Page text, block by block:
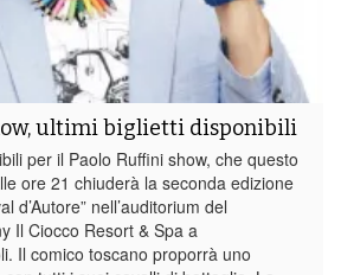
ultimi biglietti disponibili
per il Paolo Ruffini show, che questo
ore 21 chiuderà la seconda edizione
d’Autore” nell’auditorium del
Il Ciocco Resort & Spa a
Il comico toscano proporrà uno